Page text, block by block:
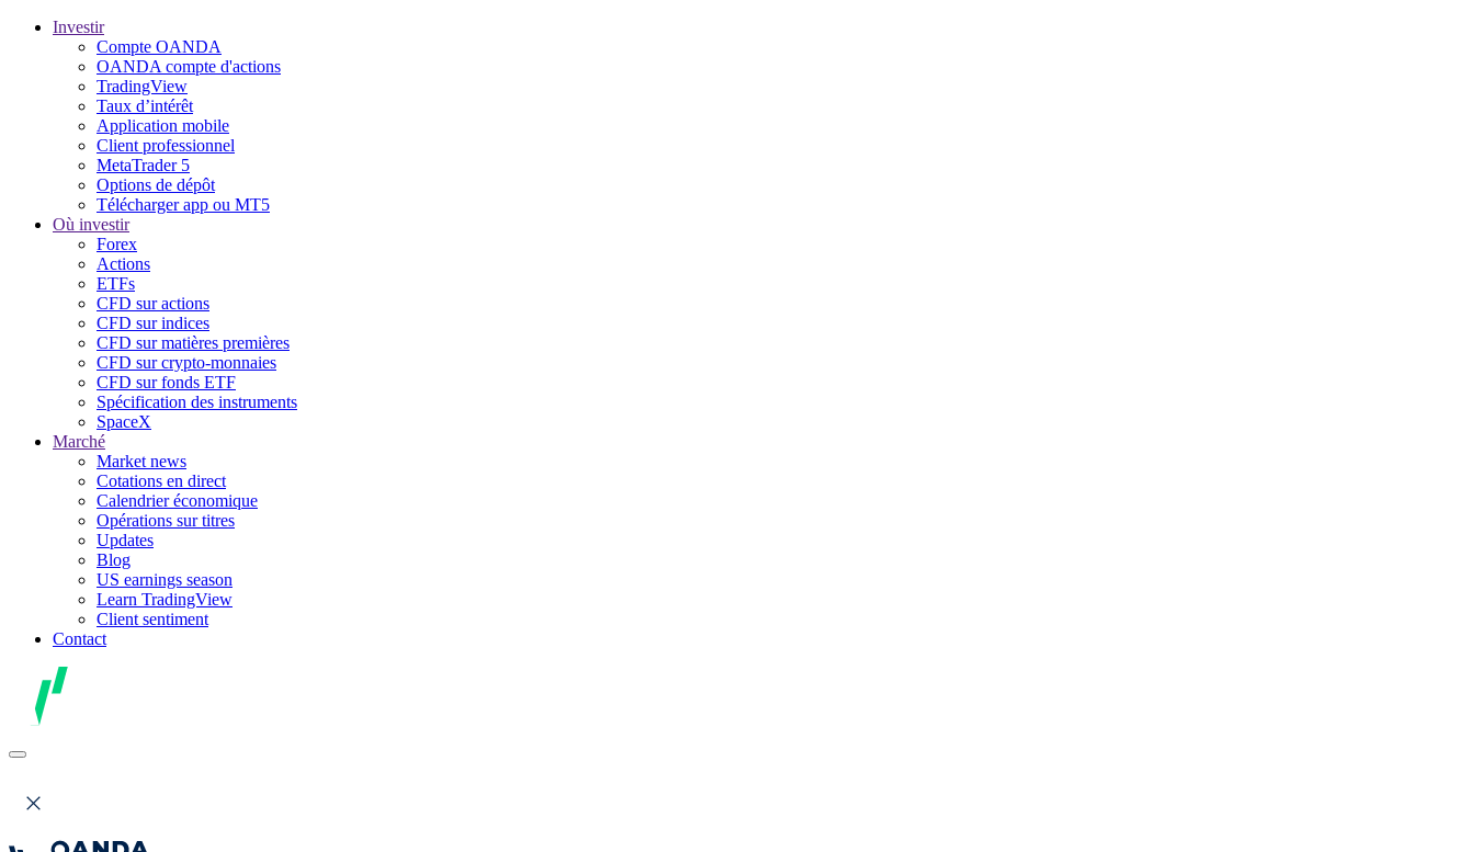
Investir
Compte OANDA
OANDA compte d'actions
TradingView
Taux d’intérêt
Application mobile
Client professionnel
MetaTrader 5
Options de dépôt
Télécharger app ou MT5
Où investir
Forex
Actions
ETFs
CFD sur actions
CFD sur indices
CFD sur matières premières
CFD sur crypto-monnaies
CFD sur fonds ETF
Spécification des instruments
SpaceX
Marché
Market news
Cotations en direct
Calendrier économique
Opérations sur titres
Updates
Blog
US earnings season
Learn TradingView
Client sentiment
Contact